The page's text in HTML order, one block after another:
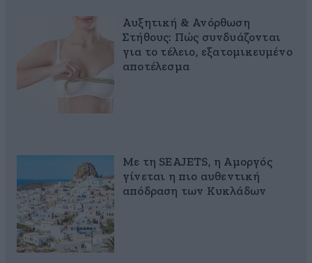
Αυξητική & Ανόρθωση
Στήθους: Πώς συνδυάζονται
για το τέλειο, εξατομικευμένο
αποτέλεσμα
Με τη SEAJETS, η Αμοργός
γίνεται η πιο αυθεντική
απόδραση των Κυκλάδων